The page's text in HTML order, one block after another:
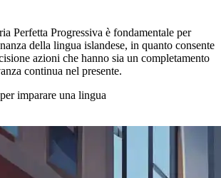
Perfetta Progressiva è fondamentale per
della lingua islandese, in quanto consente
azioni che hanno sia un completamento
continua nel presente.
imparare una lingua